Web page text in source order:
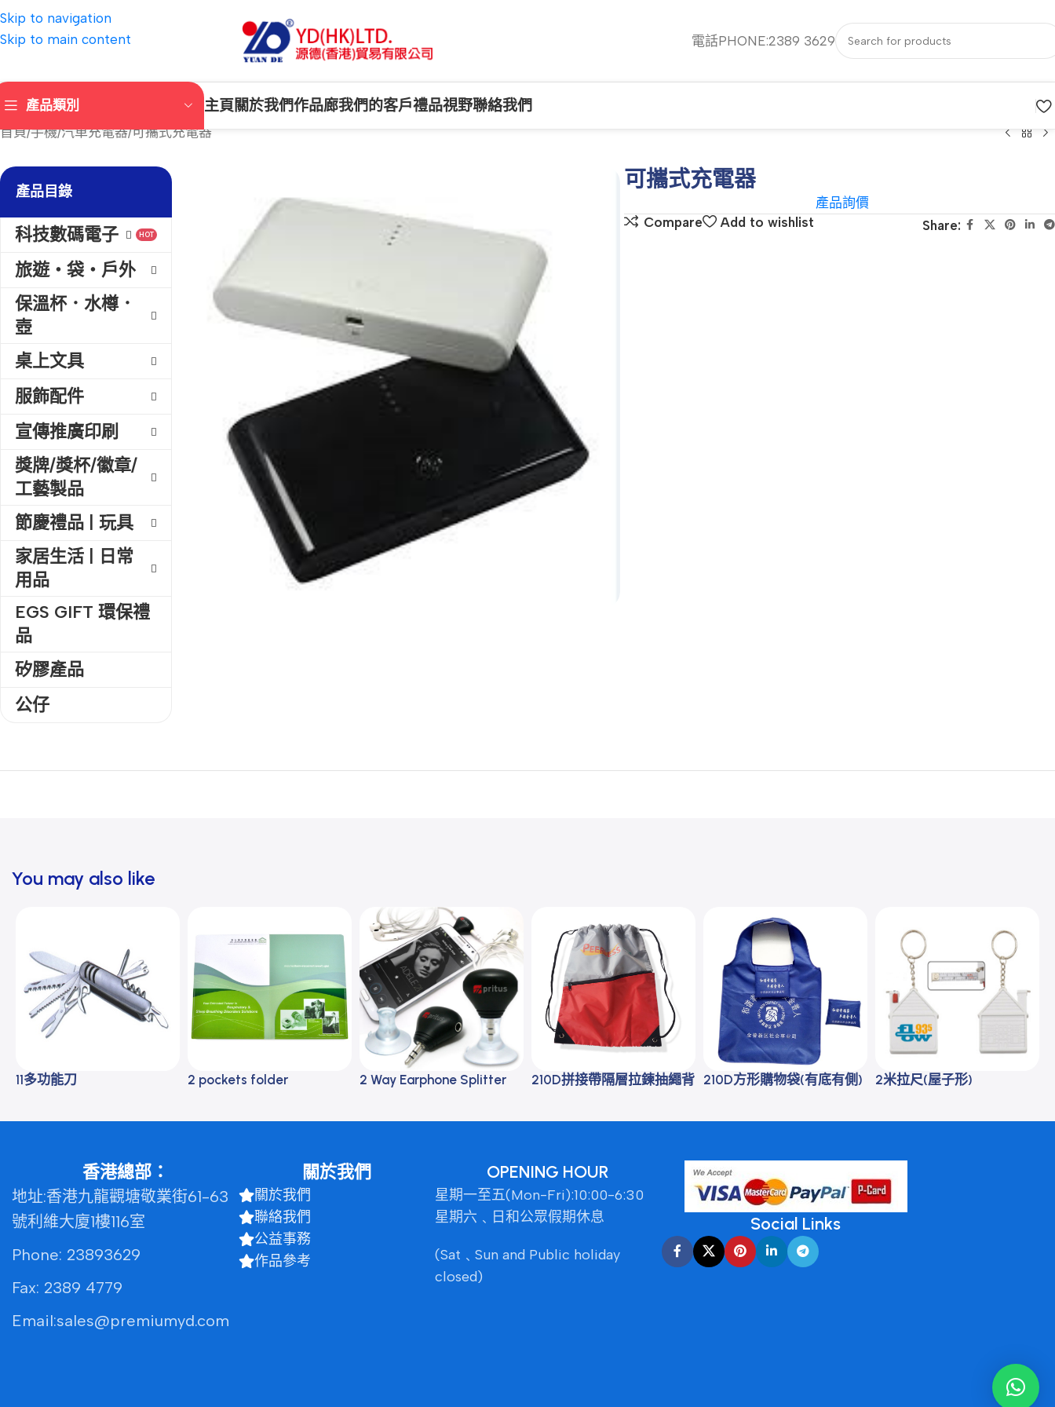
Skip to navigation
Skip to main content
電話PHONE:2389 3629
產品類別 主頁關於我們作品廊我們的客戶禮品視野聯絡我們
首頁 手機/汽車充電器 可攜式充電器
產品目錄
科技數碼電子 HOT
旅遊‧袋‧戶外
保溫杯．水樽．
壺
桌上文具
服飾配件
宣傳推廣印刷
獎牌/獎杯/徽章/
工藝製品
節慶禮品 | 玩具
家居生活 | 日常
用品
EGS GIFT 環保禮
品
矽膠產品
公仔
可攜式充電器
產品詢價
Compare
Add to wishlist Share:
You may also like
11多功能刀 2 pockets folder 2 Way Earphone Splitter
210D拼接帶隔層拉鍊抽繩背
210D方形購物袋(有底有側) 2米拉尺(屋子形)
香港總部：
地址:香港九龍觀塘敬業街61-63
號利維大廈1樓116室
Phone: 23893629
Fax: 2389 4779
Email:sales@premiumyd.com
關於我們
關於我們
聯絡我們
公益事務
作品參考
OPENING HOUR
星期一至五(Mon-Fri):10:00-6:30
星期六﹑日和公眾假期休息
(Sat﹑Sun and Public holiday
closed)
Social Links